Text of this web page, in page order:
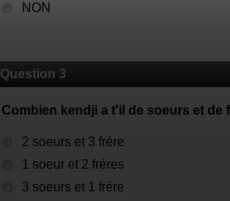
NON
Question 3
Combien kendji a t'il de soeurs et de
2 soeurs et 3 frére
1 soeur et 2 fréres
3 soeurs et 1 frére